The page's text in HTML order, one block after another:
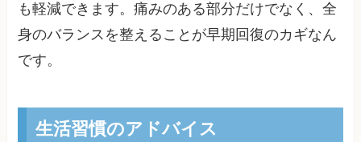
も軽減できます。痛みのある部分だけでなく、全
身のバランスを整えることが早期回復のカギなん
です。
生活習慣のアドバイス